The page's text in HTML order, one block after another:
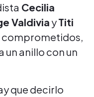
Cecilia
Valdivia yTiti
comprometidos,
un anillo con un
que decirlo